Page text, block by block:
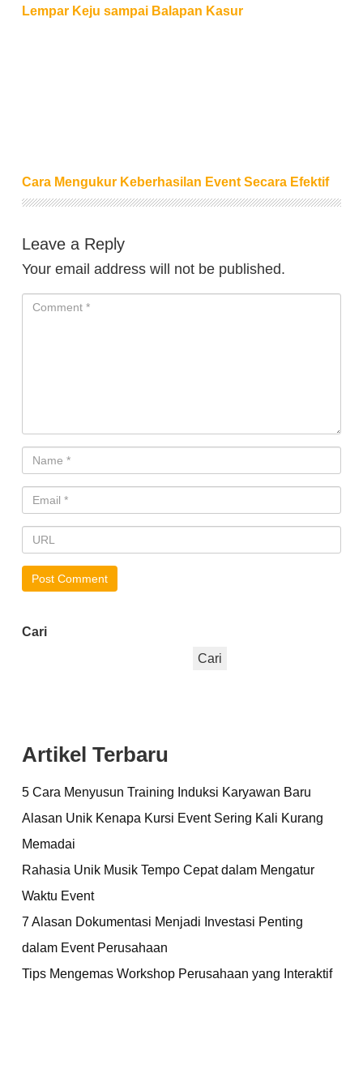
Lempar Keju sampai Balapan Kasur
Cara Mengukur Keberhasilan Event Secara Efektif
Leave a Reply
Your email address will not be published.
Cari
Cari
Artikel Terbaru
5 Cara Menyusun Training Induksi Karyawan Baru
Alasan Unik Kenapa Kursi Event Sering Kali Kurang
Memadai
Rahasia Unik Musik Tempo Cepat dalam Mengatur
Waktu Event
7 Alasan Dokumentasi Menjadi Investasi Penting
dalam Event Perusahaan
Tips Mengemas Workshop Perusahaan yang Interaktif